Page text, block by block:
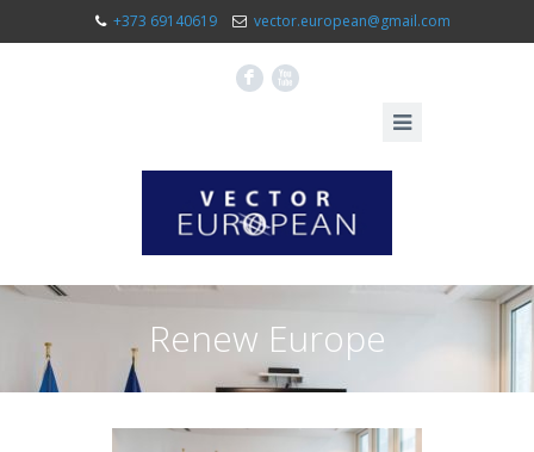
+373 69140619 vector.european@gmail.com
F X
Renew Europe